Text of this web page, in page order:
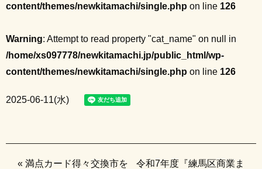
content/themes/newkitamachi/single.php on line 126
Warning: Attempt to read property "cat_name" on null in
/home/xs097778/newkitamachi.jp/public_html/wp-
content/themes/newkitamachi/single.php on line 126
2025-06-11(水)
« 満点カード得々交換市を
令和7年度『練馬区商業ま